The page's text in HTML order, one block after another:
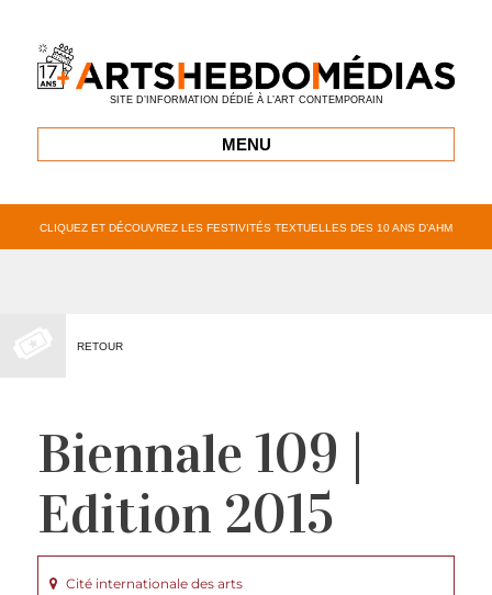
SITE D’INFORMATION DÉDIÉ À L’ART CONTEMPORAIN
MENU
CLIQUEZ ET DÉCOUVREZ LES FESTIVITÉS TEXTUELLES DES 10 ANS D’AHM
RETOUR
Biennale 109 |
Edition 2015
Cité internationale des arts